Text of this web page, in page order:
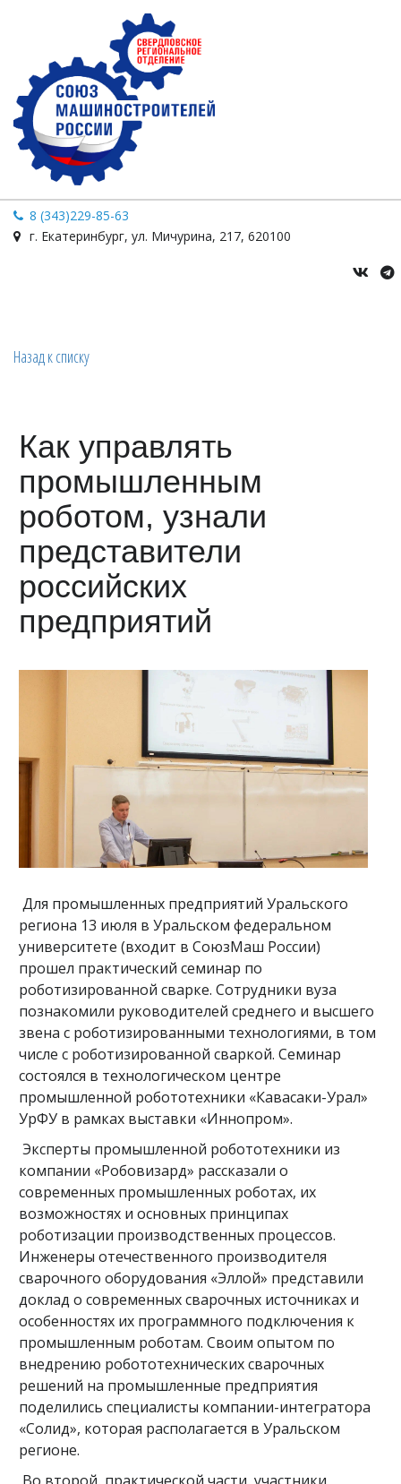
8 (343)229-85-63
г. Екатеринбург, ул. Мичурина, 217, 620100
Назад к списку
Как управлять
промышленным
роботом, узнали
представители
российских
предприятий
Для промышленных предприятий Уральского
региона 13 июля в Уральском федеральном
университете (входит в СоюзМаш России)
прошел практический семинар по
роботизированной сварке. Сотрудники вуза
познакомили руководителей среднего и высшего
звена с роботизированными технологиями, в том
числе с роботизированной сваркой. Семинар
состоялся в технологическом центре
промышленной робототехники «Кавасаки-Урал»
УрФУ в рамках выставки «Иннопром».
Эксперты промышленной робототехники из
компании «Робовизард» рассказали о
современных промышленных роботах, их
возможностях и основных принципах
роботизации производственных процессов.
Инженеры отечественного производителя
сварочного оборудования «Эллой» представили
доклад о современных сварочных источниках и
особенностях их программного подключения к
промышленным роботам. Своим опытом по
внедрению робототехнических сварочных
решений на промышленные предприятия
поделились специалисты компании-интегратора
«Солид», которая располагается в Уральском
регионе.